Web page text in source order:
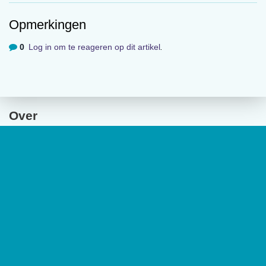
Opmerkingen
0 Log in om te reageren op dit artikel
Over